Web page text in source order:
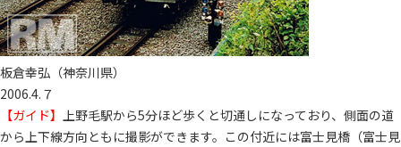
板倉幸弘（神奈川県）
2006.4.７
【ガイド】 上野毛駅から5分ほど歩くと切通しになっており、側面の道
から上下線方向ともに撮影ができます。この付近には富士見橋（富士見